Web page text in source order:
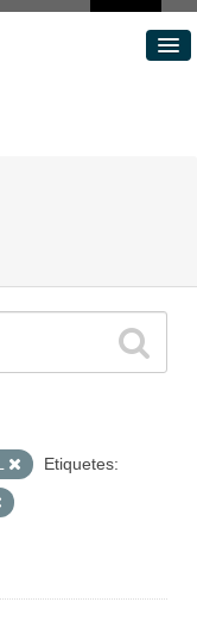
Etiquetes: